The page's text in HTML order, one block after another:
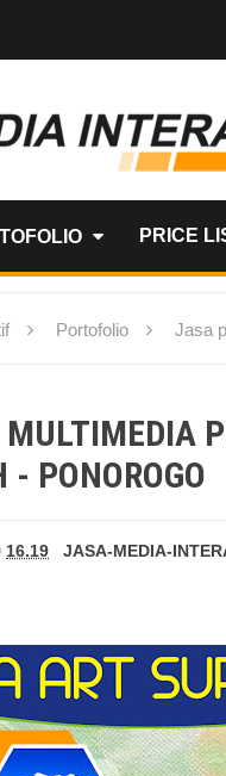
PRICE
Portofolio Jasa
PONOROGO
16.19 JASA-MEDIA-